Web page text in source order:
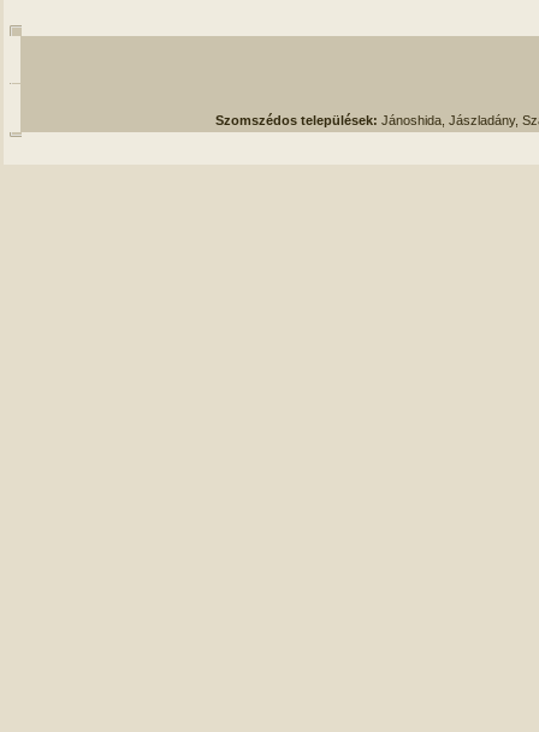
Szomszédos települések: Jánoshida, Jászladány,